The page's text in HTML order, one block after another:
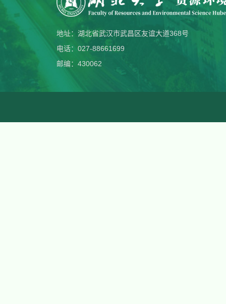
地址：湖北省武汉市武昌区友谊大道368号
电话：027-88661699
邮编：430062